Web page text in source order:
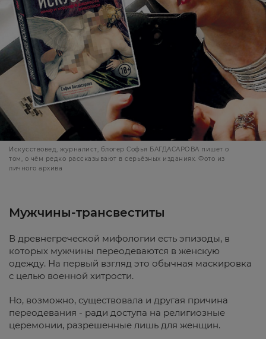
Искусствовед, журналист, блогер Софья БАГДАСАРОВА пишет о
том, о чём редко рассказывают в серьёзных изданиях. Фото из
личного архива
Мужчины-трансвеститы
В древнегреческой мифологии есть эпизоды, в
которых мужчины переодеваются в женскую
одежду. На первый взгляд это обычная маскировка
с целью военной хитрости.
Но, возможно, существовала и другая причина
переодевания - ради доступа на религиозные
церемонии, разрешенные лишь для женщин.